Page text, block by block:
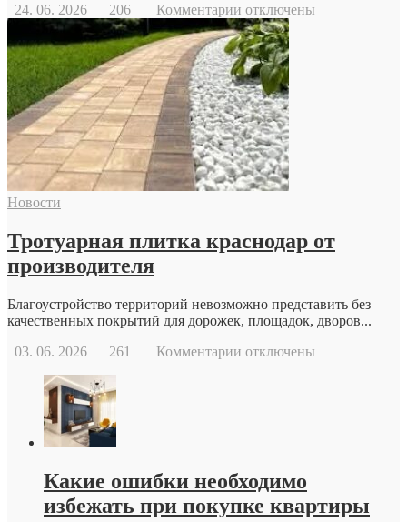
24. 06. 2026
206 Комментарии к
записи
Когда
стоит
обратиться
к
репродуктологу:
основные
причины
и
возможности
современной
отключены
Новости
Тротуарная плитка краснодар от
производителя
Благоустройство территорий невозможно представить без
качественных покрытий для дорожек, площадок, дворов...
03. 06. 2026
261 Комментарии котключены
Какие ошибки необходимо
избежать при покупке квартиры